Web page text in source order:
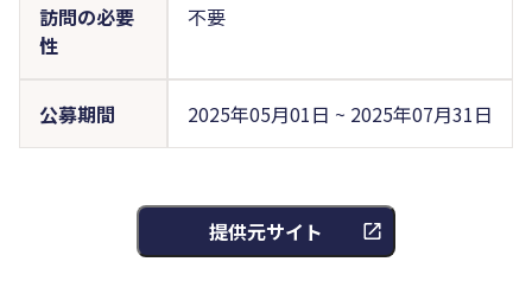
訪問の必要
性
不要
公募期間 2025年05月01日 ~ 2025年07月31日
提供元サイト